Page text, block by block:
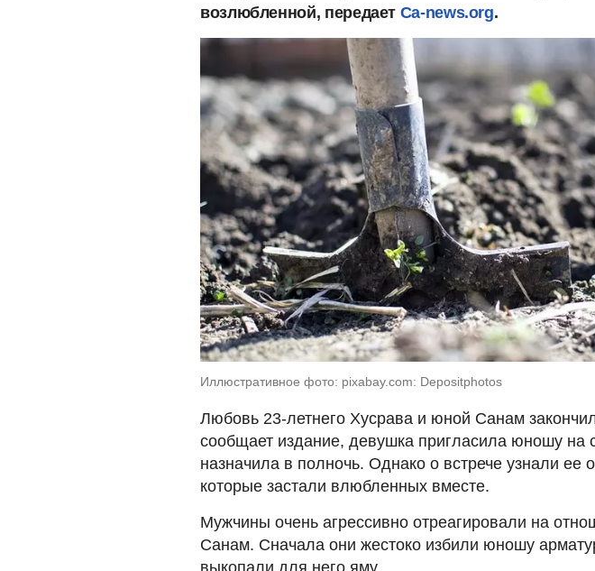
возлюбленной, передает Сa-news.org.
Иллюстративное фото: pixabay.com: Depositphotos
Любовь 23-летнего Хусрава и юной Санам
сообщает издание, девушка пригласила юношу на
назначила в полночь. Однако о встрече узнали ее
которые застали влюбленных вместе.
Мужчины очень агрессивно отреагировали на
Санам. Сначала они жестоко избили юношу
выкопали для него яму.